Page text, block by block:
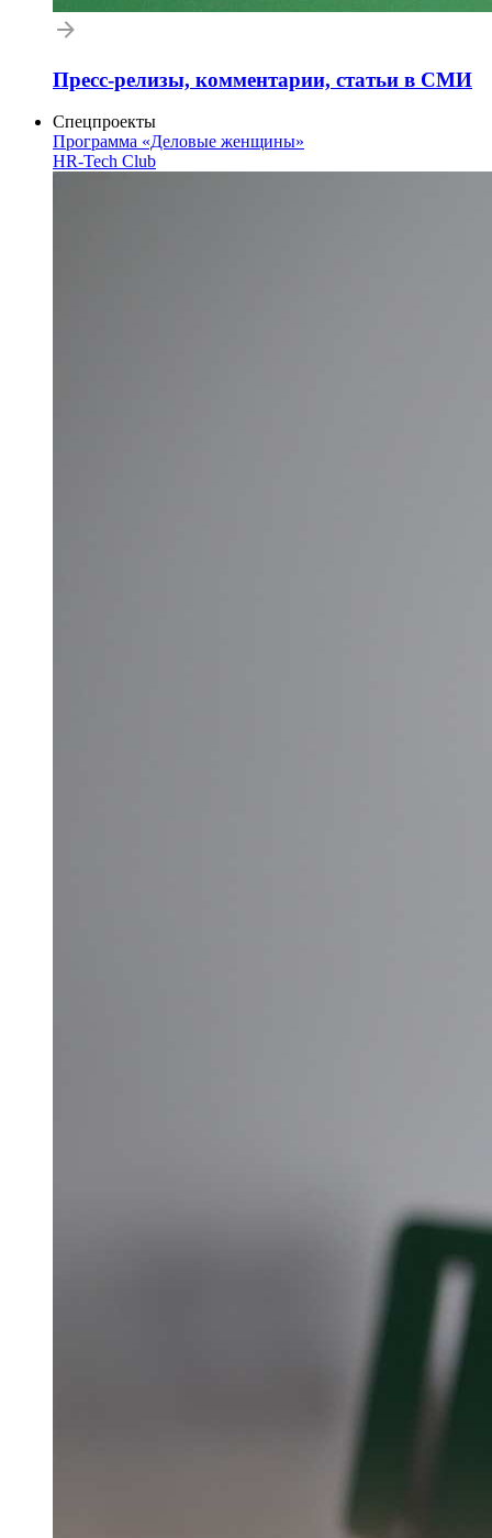
Пресс-релизы, комментарии, статьи в СМИ
Спецпроекты
Программа «Деловые женщины»
HR-Tech Club